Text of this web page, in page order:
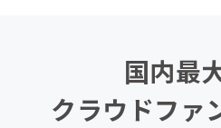
国内最
クラウドファ